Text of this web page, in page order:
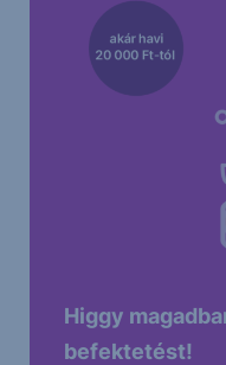
Higgy
befektetést!